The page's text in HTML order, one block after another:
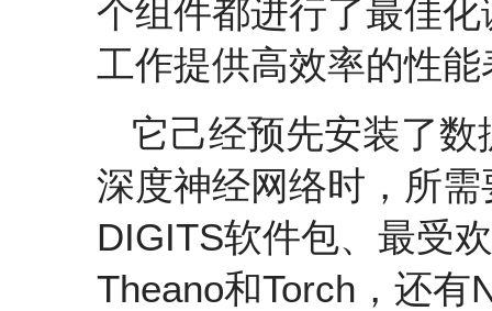
个组件都进行了最佳
工作提供高效率的性能
它己经预先安装了
深度神经网络时，所
DIGITS软件包、最受
Theano和Torch，还